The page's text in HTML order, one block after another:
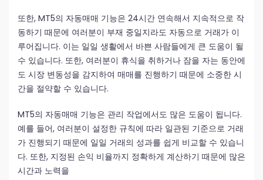
또한, MT5의 자동매매 기능은 24시간 연속해서 지속적으로 작
동하기 때문에 여러분이 부재 중일지라도 자동으로 거래가 이
루어집니다. 이는 일일 생활에서 바쁜 사람들에게 큰 도움이 될
수 있습니다. 또한, 여러분이 휴식을 취하거나 잠을 자는 동안에
도 시장 변동성을 감지하여 매매를 진행하기 때문에 소중한 시
간을 절약할 수 있습니다.
MT5의 자동매매 기능은 관리 작업에서도 많은 도움이 됩니다.
예를 들어, 여러분이 설정한 규칙에 따라 일관된 기준으로 거래
가 진행되기 때문에 일일 거래의 성과를 쉽게 비교할 수 있습니
다. 또한, 지정된 손익 비율까지 정확하게 계산하기 때문에 많은
시간과 노력을